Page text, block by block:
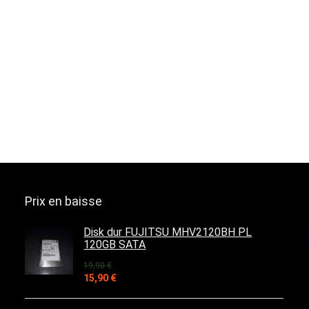
Prix en baisse
Disk dur FUJITSU MHV2120BH PL
120GB SATA
19,90€
Le
initial
15,90 €Le
actuel